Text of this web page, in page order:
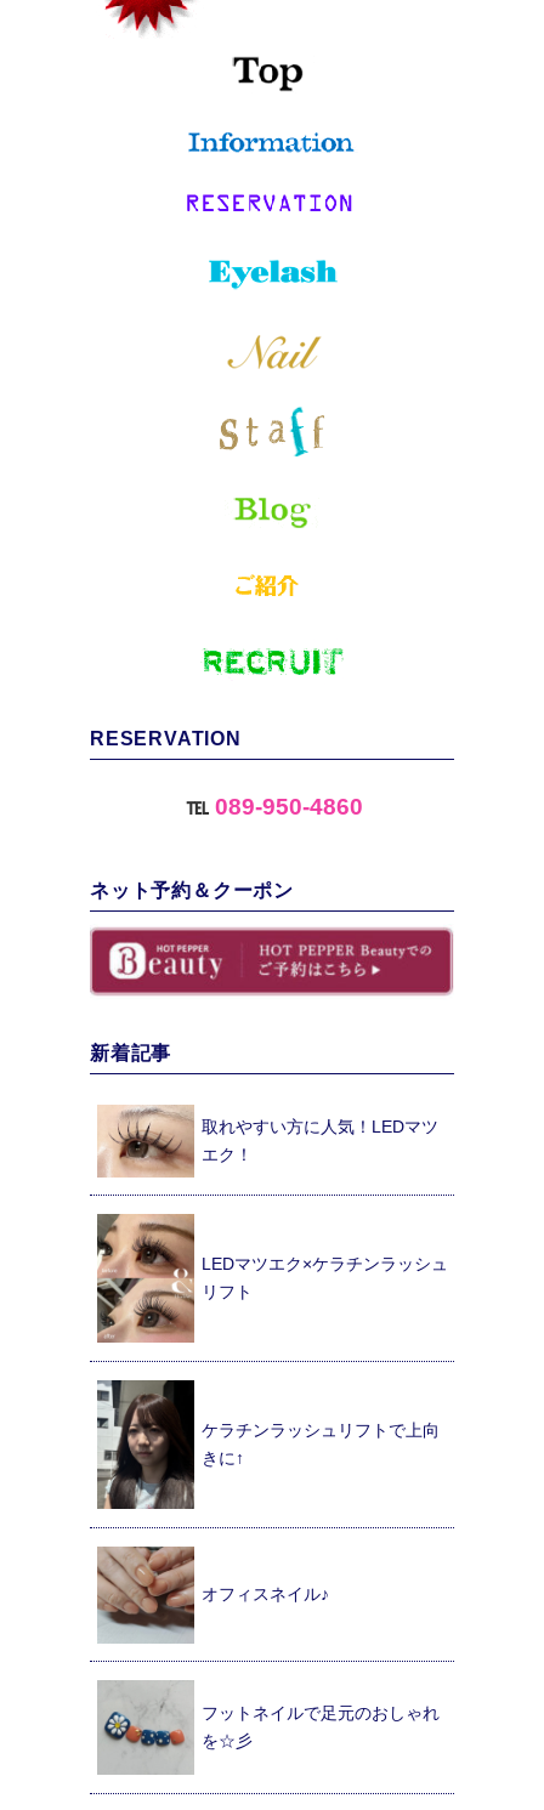
RESERVATION
℡ 089-950-4860
ネット予約＆クーポン
新着記事
取れやすい方に人気！LEDマツ
エク！
LEDマツエク×ケラチンラッシュ
リフト
ケラチンラッシュリフトで上向
きに↑
オフィスネイル♪
フットネイルで足元のおしゃれ
を☆彡